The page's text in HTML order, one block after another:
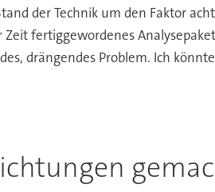
der Technik um den Faktor
fertiggewordenes
drängendes Problem. Ich